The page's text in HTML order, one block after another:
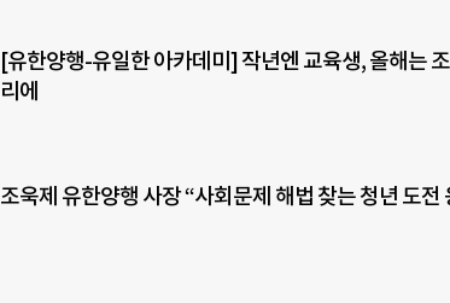
[유한양행-유일한 아카데미] 작년엔 교육생, 올해는
리에
조욱제 유한양행 사장 “사회문제 해법 찾는 청년 도전